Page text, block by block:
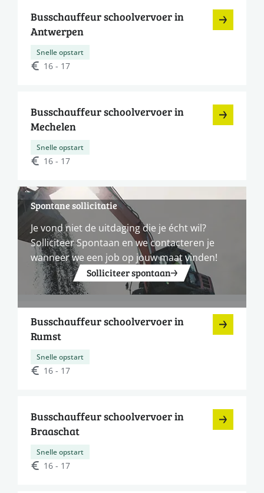
Busschauffeur schoolvervoer in
Antwerpen
Snelle opstart
16 - 17
Busschauffeur schoolvervoer in
Mechelen
Snelle opstart
16 - 17
Spontane sollicitatie
Je vond niet de uitdaging die je écht wil?
Solliciteer Spontaan en we contacteren je
wanneer we een job op jouw maat vinden!
Solliciteer spontaan
Busschauffeur schoolvervoer in
Rumst
Snelle opstart
16 - 17
Busschauffeur schoolvervoer in
Braaschat
Snelle opstart
16 - 17